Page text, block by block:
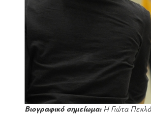
Βιογραφικό σημείωμα:Η Γιώτα